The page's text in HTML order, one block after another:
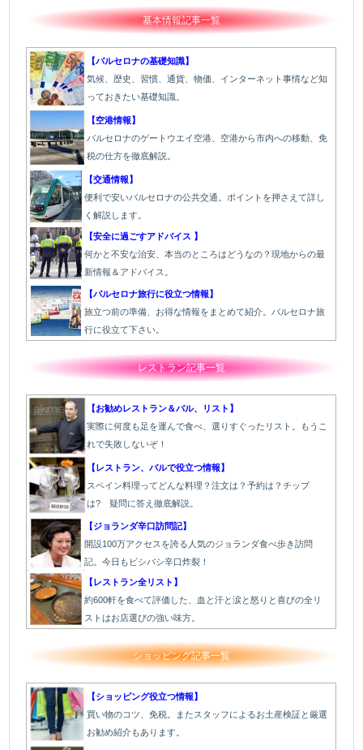
基本情報記事一覧
【バルセロナの基礎知識】
気候、歴史、習慣、通貨、物価、インターネット事情など知
っておきたい基礎知識。
【空港情報】
バルセロナのゲートウエイ空港、空港から市内への移動、免
税の仕方を徹底解説。
【交通情報】
便利で安いバルセロナの公共交通。ポイントを押さえて詳し
く解説します。
【安全に過ごすアドバイス 】
何かと不安な治安、本当のところはどうなの？現地からの最
新情報＆アドバイス。
【バルセロナ旅行に役立つ情報】
旅立つ前の準備、お得な情報をまとめて紹介。バルセロナ旅
行に役立て下さい。
レストラン記事一覧
【お勧めレストラン＆バル、リスト】
実際に何度も足を運んで食べ、選りすぐったリスト。もうこ
れで失敗しないぞ！
【レストラン、バルで役立つ情報】
スペイン料理ってどんな料理？注文は？予約は？チップ
は? 疑問に答え徹底解説。
【ジョランダ辛口訪問記】
開設100万アクセスを誇る人気のジョランダ食べ歩き訪問
記。今日もビシバシ辛口炸裂！
【レストラン全リスト】
約600軒を食べて評価した、血と汗と涙と怒りと喜びの全リ
ストはお店選びの強い味方。
ショッピング記事一覧
【ショッピング役立つ情報】
買い物のコツ、免税。またスタッフによるお土産検証と厳選
お勧め紹介もあります。